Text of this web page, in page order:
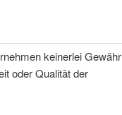
keinerlei Gewähr
oder Qualität der